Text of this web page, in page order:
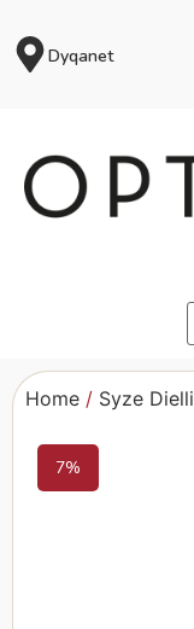
Dyqanet
Home / Syze Dielli
7%